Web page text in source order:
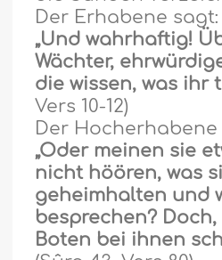
Der Erhabene sagt:
„Und wahrhaftig!
Wächter,
die wissen, was ihr
Vers 10-12)
Der
„Oder meinen sie
nicht höören, was
geheimhalten und
besprechen?
Boten bei ihnen